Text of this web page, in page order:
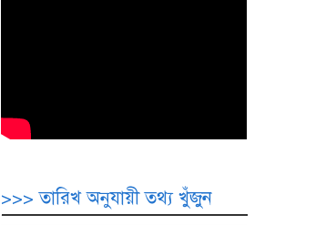
>>> তারিখ অনুযায়ী তথ্য খুঁজুন